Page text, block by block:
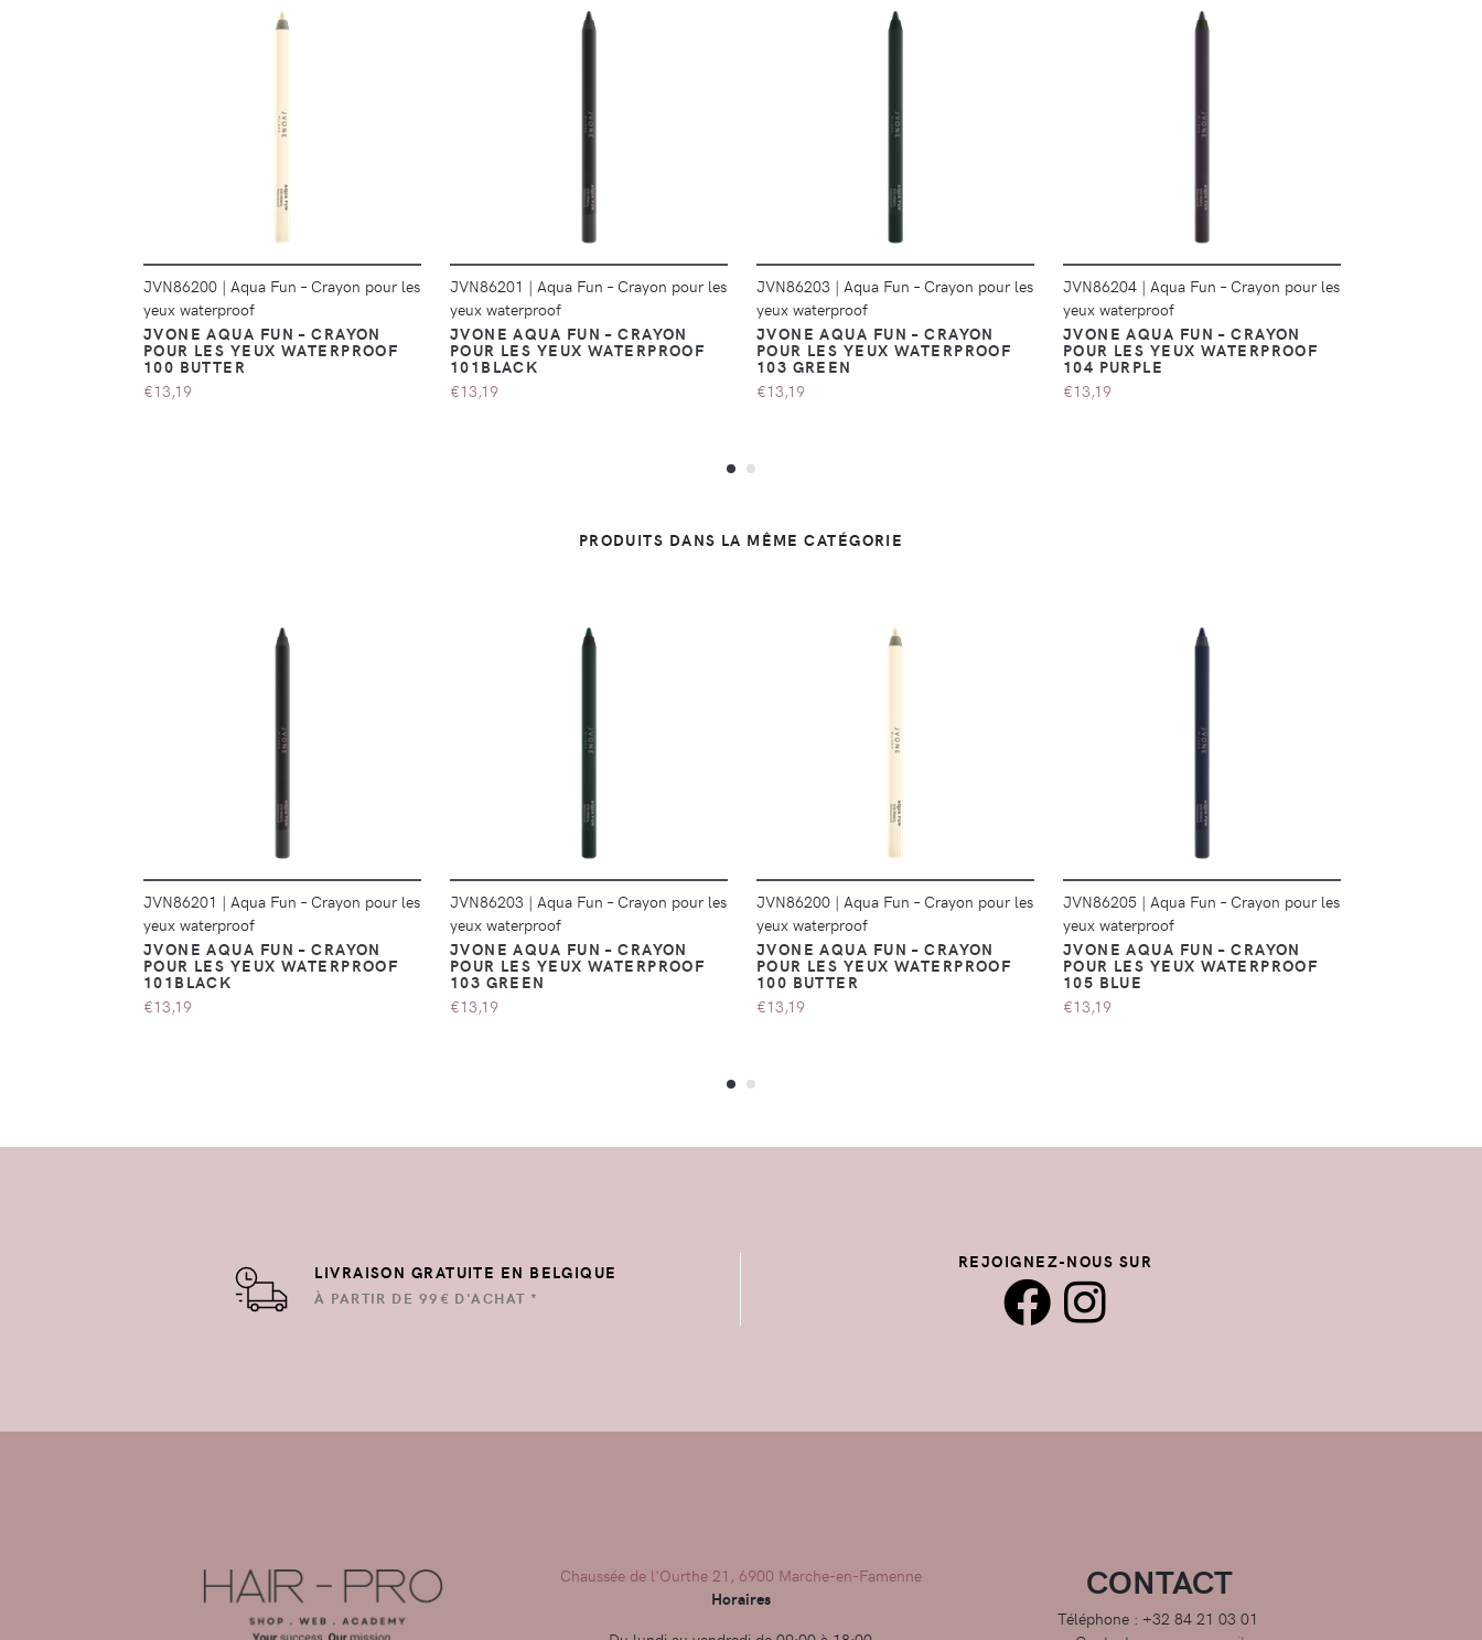
DÉTAILS
JVN86200 | Aqua Fun – Crayon pour les
yeux waterproof
JVONE AQUA FUN – CRAYON
POUR LES YEUX WATERPROOF
100 BUTTER
€13,19
DÉTAILS
JVN86201 | Aqua Fun – Crayon pour les
yeux waterproof
JVONE AQUA FUN – CRAYON
POUR LES YEUX WATERPROOF
101BLACK
€13,19
DÉTAILS
JVN86203 | Aqua Fun – Crayon pour les
yeux waterproof
JVONE AQUA FUN – CRAYON
POUR LES YEUX WATERPROOF
103 GREEN
€13,19
DÉTAILS
JVN86204 | Aqua Fun – Crayon pour les
yeux waterproof
JVONE AQUA FUN – CRAYON
POUR LES YEUX WATERPROOF
104 PURPLE
€13,19
PRODUITS DANS LA MÊME CATÉGORIE
DÉTAILS
JVN86201 | Aqua Fun – Crayon pour les
yeux waterproof
JVONE AQUA FUN – CRAYON
POUR LES YEUX WATERPROOF
101BLACK
€13,19
DÉTAILS
JVN86203 | Aqua Fun – Crayon pour les
yeux waterproof
JVONE AQUA FUN – CRAYON
POUR LES YEUX WATERPROOF
103 GREEN
€13,19
DÉTAILS
JVN86200 | Aqua Fun – Crayon pour les
yeux waterproof
JVONE AQUA FUN – CRAYON
POUR LES YEUX WATERPROOF
100 BUTTER
€13,19
DÉTAILS
JVN86205 | Aqua Fun – Crayon pour les
yeux waterproof
JVONE AQUA FUN – CRAYON
POUR LES YEUX WATERPROOF
105 BLUE
€13,19
LIVRAISON GRATUITE EN BELGIQUE
À PARTIR DE 99€ D'ACHAT *
REJOIGNEZ-NOUS SUR
Chaussée de l'Ourthe 21, 6900 Marche-en-Famenne
Horaires
CONTACT
Téléphone : +32 84 21 03 01